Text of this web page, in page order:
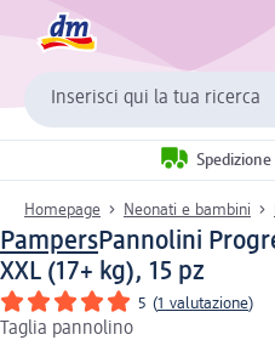
Inserisci qui la tua ricerca
Homepage Neonati e bambini
PampersPannolini
XXL (17+ kg), 15 pz
5 (1 valutazione)
Taglia pannolino